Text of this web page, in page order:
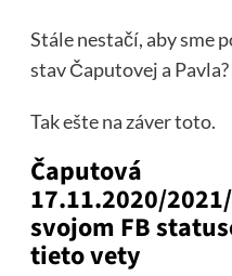
Stále nestačí, aby sme
stav Čaputovej a Pavla?
Tak ešte na záver toto.
Čaputová
17.11.2020/
svojom FB
tieto vety